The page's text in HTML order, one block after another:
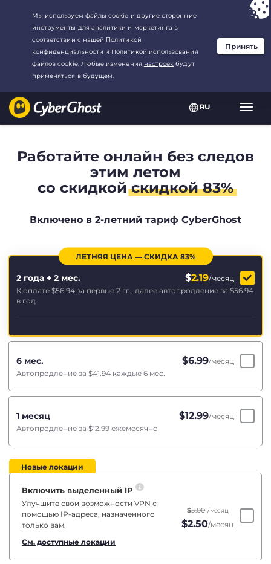
RU
Ваш выбор:Лучшая сделкадля2.1666666666667-год at$
месяц
Работайте онлайн без следов
этим летом
со скидкойскидкой 83%
Включено в 2-летний тариф CyberGhost
ЛЕТНЯЯ ЦЕНА — СКИДКА 83%
2 года + 2 мес. $2.19/месяц
К оплате $56.94 за первые 2 гг., далее автопродление за $56.94
в год
6 мес. $6.99/месяц
Автопродление за $41.94 каждые 6 мес.
1 месяц $12.99/месяц
Автопродление за $12.99 ежемесячно
Новые локации
Включить выделенный IP
Улучшите свои возможности VPN с
помощью IP-адреса, назначенного
только вам.
См. доступные локации
$5.00 /месяц
$2.50/месяц